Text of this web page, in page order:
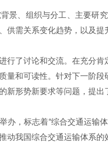
、组织与分工、主要研
供需关系变化趋势，以及
了讨论和交流。在充分肯
量和可读性。针对下一阶
新形势新要求等问题，提
，标志着“综合交通运输
动我国综合交通运输体系的